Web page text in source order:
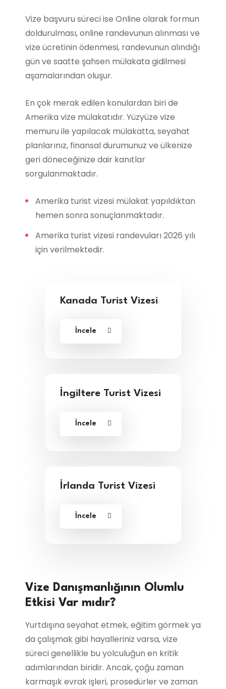
Vize başvuru süreci ise Online olarak formun
doldurulması, online randevunun alınması ve
vize ücretinin ödenmesi, randevunun alındığı
gün ve saatte şahsen mülakata gidilmesi
aşamalarından oluşur.
En çok merak edilen konulardan biri de
Amerika vize mülakatıdır. Yüzyüze vize
memuru ile yapılacak mülakatta, seyahat
planlarınız, finansal durumunuz ve ülkenize
geri döneceğinize dair kanıtlar
sorgulanmaktadır.
Amerika turist vizesi mülakat yapıldıktan
hemen sonra sonuçlanmaktadır.
Amerika turist vizesi randevuları 2026 yılı
için verilmektedir.
Kanada Turist Vizesi
İncele
İngiltere Turist Vizesi
İncele
İrlanda Turist Vizesi
İncele
Vize Danışmanlığının Olumlu
Etkisi Var mıdır?
Yurtdışına seyahat etmek, eğitim görmek ya
da çalışmak gibi hayalleriniz varsa, vize
süreci genellikle bu yolculuğun en kritik
adımlarından biridir. Ancak, çoğu zaman
karmaşık evrak işleri, prosedürler ve zaman